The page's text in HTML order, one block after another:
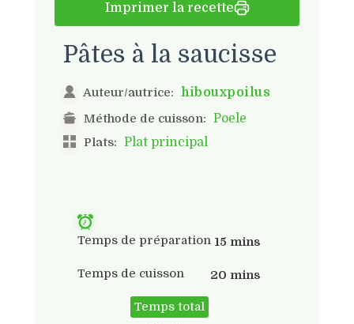
Imprimer la recette
Pâtes à la saucisse
Auteur/autrice: hibouxpoilus
Méthode de cuisson: Poele
Plats: Plat principal
Temps de préparation 15 mins
Temps de cuisson 20 mins
Temps total